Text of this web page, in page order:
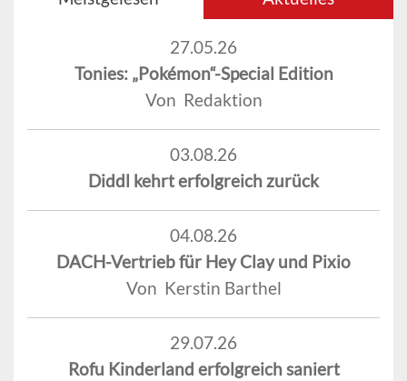
27.05.26
Tonies: „Pokémon“-Special Edition
Von Redaktion
03.08.26
Diddl kehrt erfolgreich zurück
04.08.26
DACH-Vertrieb für Hey Clay und Pixio
Von Kerstin Barthel
29.07.26
Rofu Kinderland erfolgreich saniert